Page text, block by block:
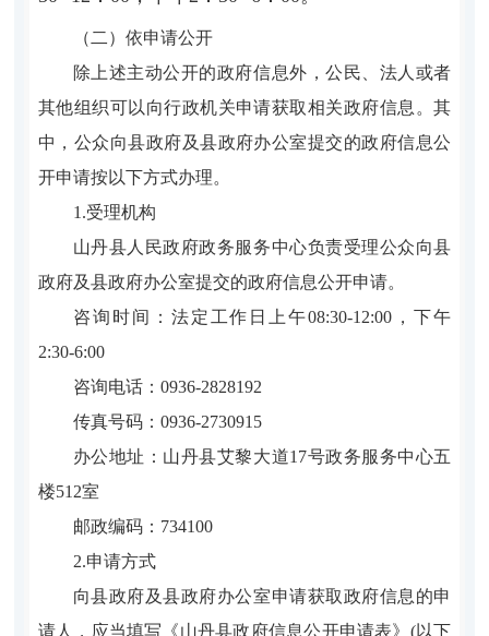
（二）依申请公开
除上述主动公开的政府信息外，公民、法人或者
其他组织可以向行政机关申请获取相关政府信息。其
中，公众向县政府及县政府办公室提交的政府信息公
开申请按以下方式办理。
1.受理机构
山丹县人民政府政务服务中心负责受理公众向县
政府及县政府办公室提交的政府信息公开申请。
咨询时间：法定工作日上午08:30-12:00，下午
2:30-6:00
咨询电话：0936-2828192
传真号码：0936-2730915
办公地址：山丹县艾黎大道17号政务服务中心五
楼512室
邮政编码：734100
2.申请方式
向县政府及县政府办公室申请获取政府信息的申
请人，应当填写《山丹县政府信息公开申请表》(以下